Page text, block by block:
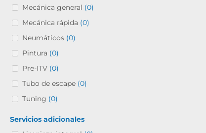
Mecánica general (0)
Mecánica rápida (0)
Neumáticos (0)
Pintura (0)
Pre-ITV (0)
Tubo de escape (0)
Tuning (0)
Servicios adicionales